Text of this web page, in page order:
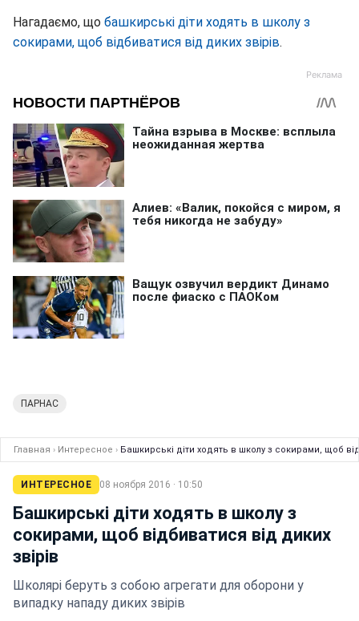
Нагадаємо, що башкирські діти ходять в школу з
сокирами, щоб відбиватися від диких звірів.
ПАРНАС
Главная › Интересное › Башкирські діти ходять в школу з сокирами, щоб
ИНТЕРЕСНОЕ 08 ноября 2016 · 10:50
Башкирські діти ходять в школу з
сокирами, щоб відбиватися від диких
звірів
Школярі беруть з собою агрегати для оборони у
випадку нападу диких звірів